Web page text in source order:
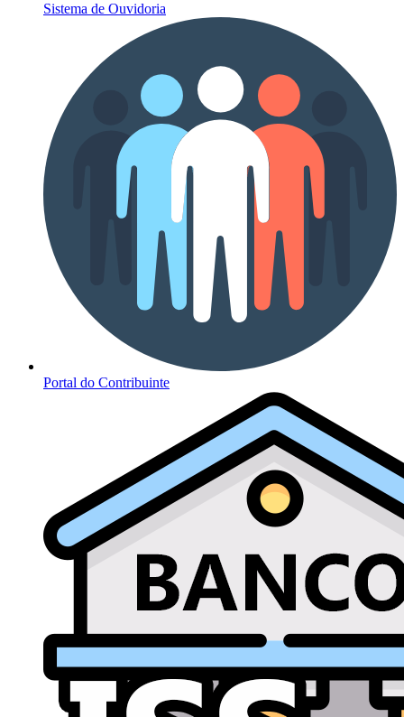
Sistema de Ouvidoria
Portal do Contribuinte